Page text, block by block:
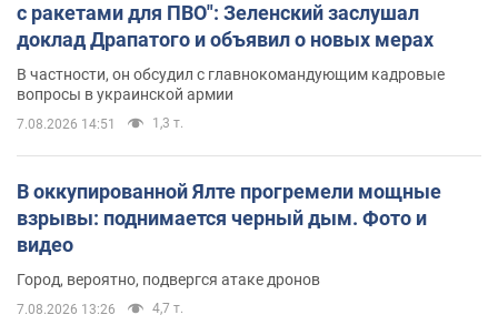
с ракетами для ПВО": Зеленский заслушал
доклад Драпатого и объявил о новых мерах
В частности, он обсудил с главнокомандующим кадровые
вопросы в украинской армии
7.08.2026 14:51 1,3 т.
В оккупированной Ялте прогремели мощные
взрывы: поднимается черный дым. Фото и
видео
Город, вероятно, подвергся атаке дронов
7.08.2026 13:26 4,7 т.